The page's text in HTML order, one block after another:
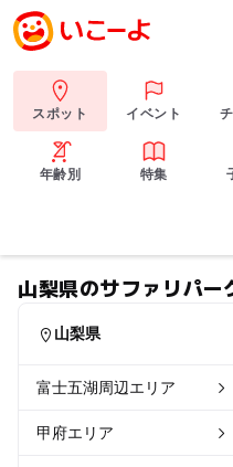
スポット イベント
年齢別 特集
山梨県のサファリパ
山梨県
富士五湖周辺エリア
甲府エリア